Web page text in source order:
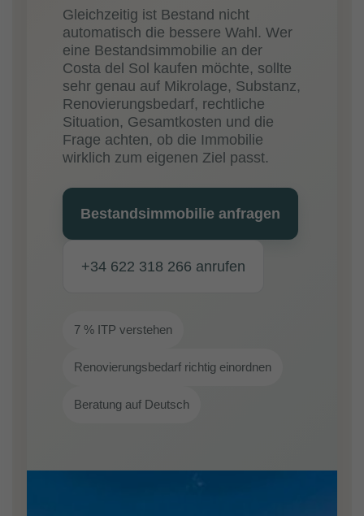
Gleichzeitig ist Bestand nicht
automatisch die bessere Wahl. Wer
eine Bestandsimmobilie an der
Costa del Sol kaufen möchte, sollte
sehr genau auf Mikrolage, Substanz,
Renovierungsbedarf, rechtliche
Situation, Gesamtkosten und die
Frage achten, ob die Immobilie
wirklich zum eigenen Ziel passt.
Bestandsimmobilie anfragen
+34 622 318 266 anrufen
7 % ITP verstehen
Renovierungsbedarf richtig einordnen
Beratung auf Deutsch